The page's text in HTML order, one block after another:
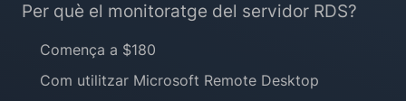
Per què el monitoratge del servidor RDS?
Comença a $180
Com utilitzar Microsoft Remote Desktop